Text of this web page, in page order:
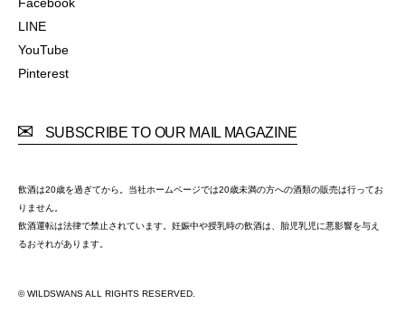
Facebook
LINE
YouTube
Pinterest
SUBSCRIBE TO OUR MAIL MAGAZINE
飲酒は20歳を過ぎてから。当社ホームページでは20歳未満の方への酒類の販売は行ってお
りません。
飲酒運転は法律で禁止されています。妊娠中や授乳時の飲酒は、胎児乳児に悪影響を与え
るおそれがあります。
© WILDSWANS ALL RIGHTS RESERVED.